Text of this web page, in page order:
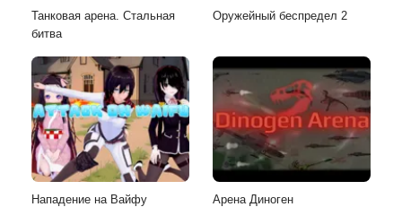
Танковая арена. Стальная
битва
Оружейный беспредел 2
Нападение на Вайфу Арена Диноген